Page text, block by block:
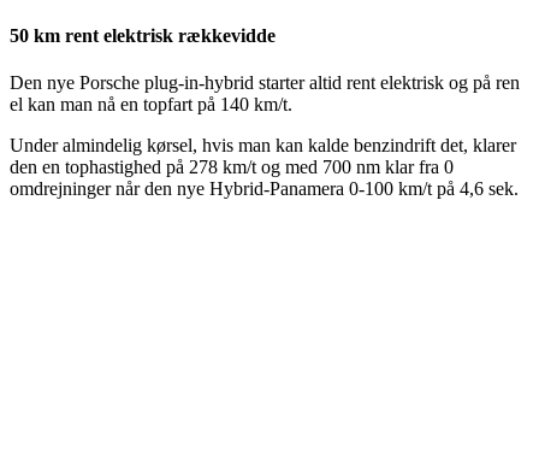
50 km rent elektrisk rækkevidde
Den nye Porsche plug-in-hybrid starter altid rent elektrisk og på ren
el kan man nå en topfart på 140 km/t.
Under almindelig kørsel, hvis man kan kalde benzindrift det, klarer
den en tophastighed på 278 km/t og med 700 nm klar fra 0
omdrejninger når den nye Hybrid-Panamera 0-100 km/t på 4,6 sek.